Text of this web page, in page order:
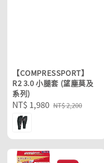
【COMPRESSPORT】
R2 3.0 小腿套 (望塵莫及
系列)
Sale
price
NT$ 1,980 Regular
NT$ 2,200